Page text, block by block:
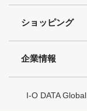
ショッピング
企業情報
I-O DATA Global